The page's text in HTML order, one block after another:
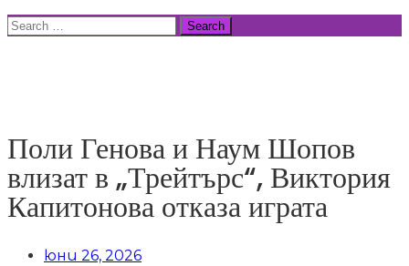
Skip
Search
Поли Генова и Наум Шопов
влизат в „Трейтърс“, Виктория
Капитонова отказа играта
юни 26, 2026